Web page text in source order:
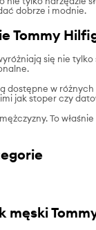
dobrze i modnie.
Tommy
się nie
dostępne w
jak stoper czy
To
męski